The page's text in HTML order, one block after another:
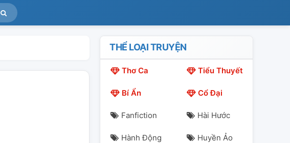
THỂ LOẠI TRUYỆN
Thơ Ca Tiểu Thuyết
Bí Ẩn Cổ Đại
Fanfiction Hài Hước
Hành Động Huyền Ảo